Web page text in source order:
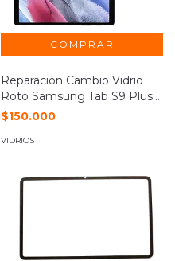
Reparación Cambio Vidrio
Roto Samsung Tab S9 Plus
Sm-x810
$150.000
VIDRIOS